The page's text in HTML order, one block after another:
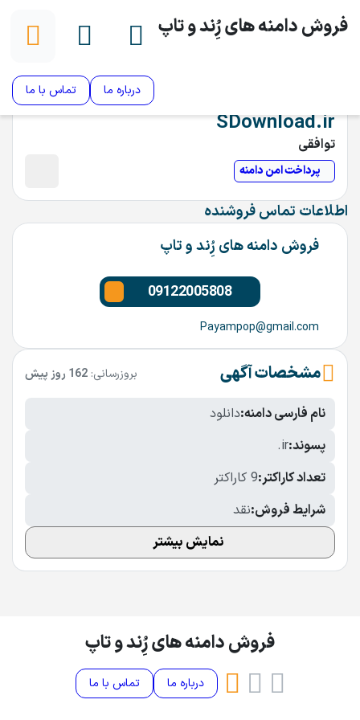
فروش دامنه های رُِند و تاپ
درباره ما تماس با ما
SDownload.ir
توافقی
پرداخت امن دامنه
اطلاعات تماس فروشنده
فروش دامنه های رُِند و تاپ
09122005808
Payampop@gmail.com
مشخصات آگهی بروزرسانی: 162 روز پیش
نام فارسی دامنه:دانلود
پسوند:.ir
تعداد کاراکتر:9 کاراکتر
شرایط فروش:نقد
نمایش بیشتر
فروش دامنه های رُِند و تاپ
درباره ما تماس با ما